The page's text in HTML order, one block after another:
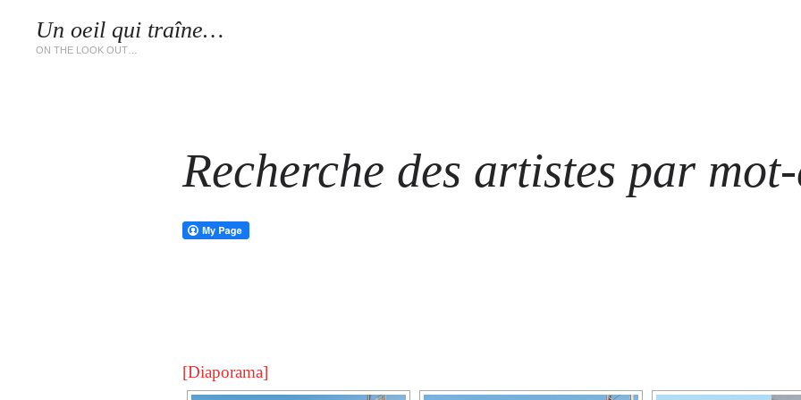
Un oeil qui traîne…
ON THE LOOK OUT…
Recherche des artistes par
[Diaporama]